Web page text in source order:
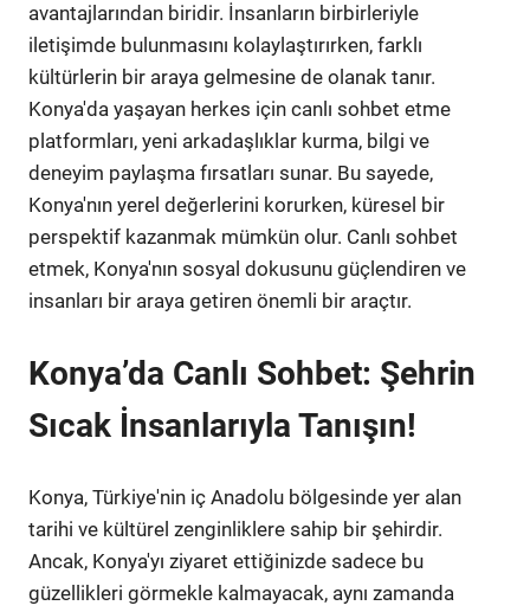
avantajlarından biridir. İnsanların birbirleriyle
iletişimde bulunmasını kolaylaştırırken, farklı
kültürlerin bir araya gelmesine de olanak tanır.
Konya'da yaşayan herkes için canlı sohbet etme
platformları, yeni arkadaşlıklar kurma, bilgi ve
deneyim paylaşma fırsatları sunar. Bu sayede,
Konya'nın yerel değerlerini korurken, küresel bir
perspektif kazanmak mümkün olur. Canlı sohbet
etmek, Konya'nın sosyal dokusunu güçlendiren ve
insanları bir araya getiren önemli bir araçtır.
Konya’da Canlı Sohbet: Şehrin
Sıcak İnsanlarıyla Tanışın!
Konya, Türkiye'nin iç Anadolu bölgesinde yer alan
tarihi ve kültürel zenginliklere sahip bir şehirdir.
Ancak, Konya'yı ziyaret ettiğinizde sadece bu
güzellikleri görmekle kalmayacak, aynı zamanda